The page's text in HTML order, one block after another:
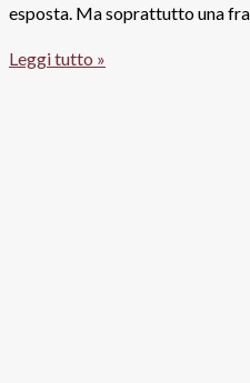
esposta. Ma soprattutto una
Vino
Leggi tutto »